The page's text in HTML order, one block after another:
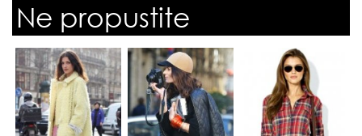
Ne propustite